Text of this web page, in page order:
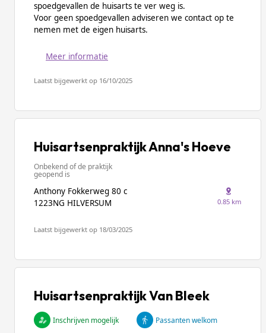
spoedgevallen de huisarts te ver weg is.
Voor geen spoedgevallen adviseren we contact op te
nemen met de eigen huisarts.
Meer informatie
Laatst bijgewerkt op 16/10/2025
Huisartsenpraktijk Anna's Hoeve
Onbekend of de praktijk
geopend is
Anthony Fokkerweg 80 c
1223NG HILVERSUM
0.85 km
Laatst bijgewerkt op 18/03/2025
Huisartsenpraktijk Van Bleek
Inschrijven mogelijk Passanten welkom